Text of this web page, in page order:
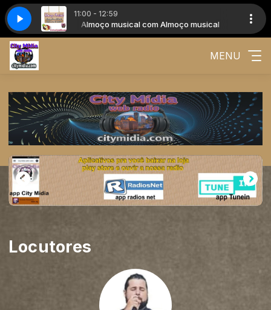
11:00 - 12:59
musical Almoço musical com Almoço musical
MENU
Locutores